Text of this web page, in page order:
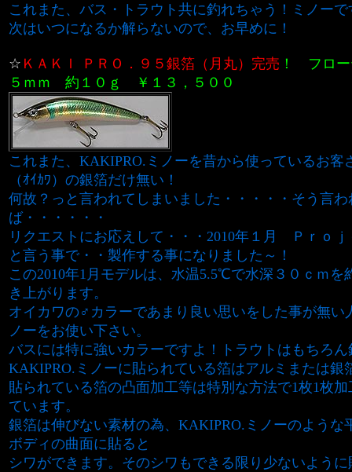
これまた、バス・トラウト共に釣れちゃう！ミノーで
次はいつになるか解らないので、お早めに！
☆ ＫＡＫＩ ＰＲＯ．９５銀箔（ 月丸） 完売 ！
フロ
５ｍｍ 約１０ｇ
￥１３，５００
これまた、KAKIPRO.ミノーを昔から使っているお客
（ｵｲｶﾜ）の銀箔だけ無い！
何故？っと言われてしまいました・・・・・そう言わ
ば・・・・・・
リクエストにお応えして・・・2010年１月 Ｐｒｏ
と言う事で・・製作する事になりました～！
この2010年1月モデルは、水温5.5℃で水深３０ｃｍを
き上がります。
オイカワの♂カラーであまり良い思いをした事が無い
ノーをお使い下さい。
バスには特に強いカラーですよ！トラウトはもちろ
KAKIPRO.ミノーに貼られている箔はアルミまたは銀
貼られている箔の凸面加工等は特別な方法で1枚1枚
ています。
銀箔は伸びない素材の為、KAKIPRO.ミノーのような
ボディの曲面に貼ると
シワができます。そのシワもできる限り少ないよう